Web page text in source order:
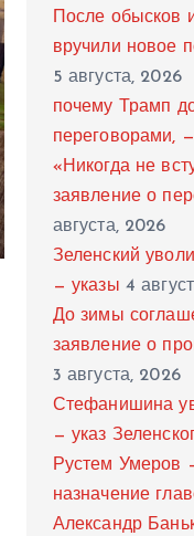
После обысков
вручили новое
5 августа, 2026
почему Трамп
переговорами,
«Никогда не
заявление о
августа, 2026
Зеленский
— указы 4
До зимы
заявление о
3 августа, 2026
Стефанишина
— указ
Рустем Умеров
назначение
Александр